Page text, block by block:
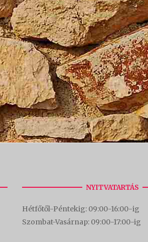
NYITVATARTÁS
Hétfőtől-Péntekig: 09:00-16:00-ig
Szombat-Vasárnap: 09:00-17:00-ig